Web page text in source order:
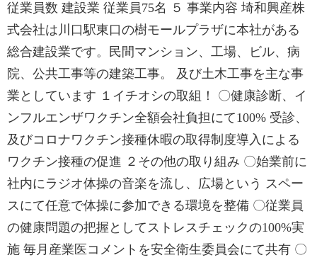
従業員数 建設業 従業員75名 ５ 事業内容 埼和興産株
式会社は川口駅東口の樹モールプラザに本社がある
総合建設業です。民間マンション、工場、ビル、病
院、公共工事等の建築工事。 及び土木工事を主な事
業としています １イチオシの取組！ 〇健康診断、イ
ンフルエンザワクチン全額会社負担にて100% 受診、
及びコロナワクチン接種休暇の取得制度導入による
ワクチン接種の促進 ２その他の取り組み 〇始業前に
社内にラジオ体操の音楽を流し、広場という スペー
スにて任意で体操に参加できる環境を整備 〇従業員
の健康問題の把握としてストレスチェックの100%実
施 毎月産業医コメントを安全衛生委員会にて共有 〇